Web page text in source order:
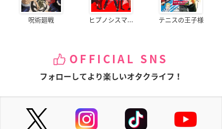
呪術廻戦 ヒプノシスマ... テニスの王子様
OFFICIAL SNS
フォローしてより楽しいオタクライフ！